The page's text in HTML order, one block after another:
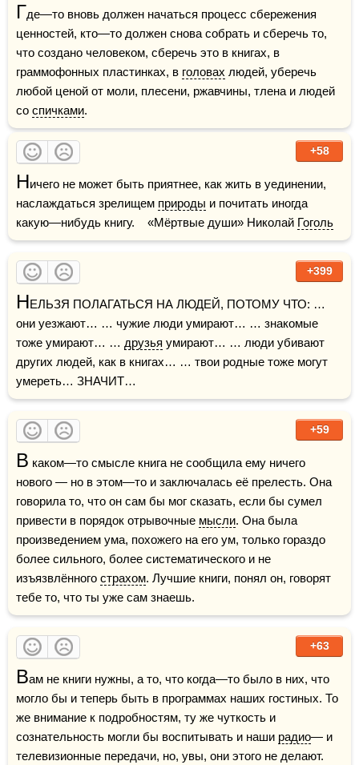
Где—то вновь должен начаться процесс сбережения
ценностей, кто—то должен снова собрать и сберечь то,
что создано человеком, сберечь это в книгах, в
граммофонных пластинках, в головах людей, уберечь
любой ценой от моли, плесени, ржавчины, тлена и людей
со спичками.
+58
Ничего не может быть приятнее, как жить в уединении,
наслаждаться зрелищем природы и почитать иногда
какую—нибудь книгу.    «Мёртвые души» Николай Гоголь
+399
НЕЛЬЗЯ ПОЛАГАТЬСЯ НА ЛЮДЕЙ, ПОТОМУ ЧТО: …
они уезжают… … чужие люди умирают… … знакомые
тоже умирают… … друзья умирают… … люди убивают
других людей, как в книгах… … твои родные тоже могут
умереть… ЗНАЧИТ…
+59
В каком—то смысле книга не сообщила ему ничего
нового — но в этом—то и заключалась её прелесть. Она
говорила то, что он сам бы мог сказать, если бы сумел
привести в порядок отрывочные мысли. Она была
произведением ума, похожего на его ум, только гораздо
более сильного, более систематического и не
изъязвлённого страхом. Лучшие книги, понял он, говорят
тебе то, что ты уже сам знаешь.
+63
Вам не книги нужны, а то, что когда—то было в них, что
могло бы и теперь быть в программах наших гостиных. То
же внимание к подробностям, ту же чуткость и
сознательность могли бы воспитывать и наши радио— и
телевизионные передачи, но, увы, они этого не делают.